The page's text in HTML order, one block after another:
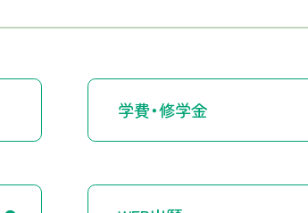
学費・修学金